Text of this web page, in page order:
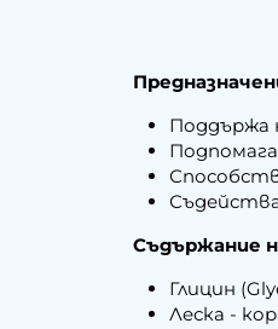
Поддържа
Съдейства
Съдържание
Глицин
Леска -